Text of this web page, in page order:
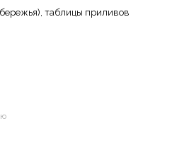
таблицы приливов